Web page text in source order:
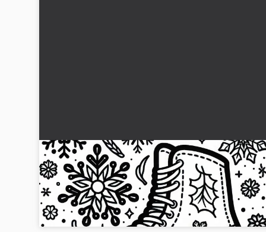
Konståkningsskridskor – Gratis målarbild
Hämta denna vackra målarbild av konståkare. Ladda ner den
gratis nu och bli kreativ!...